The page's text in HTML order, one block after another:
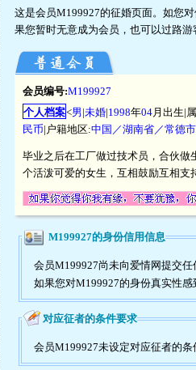
这是会员M199927的征婚页面。如您
果您暂时无意成为会员，也可以过路游
会员编号:M199927
个人档案<男|未婚|1998年04月出生|属
民币|户籍地区:中国／湖南省／常德
毕业之后在工厂做过技术员，合伙
个活泼可爱的女生，互相鼓励互相支
M199927的身份信用信息
会员M199927尚未向爱情网提交
如果您对M199927的身份真实性感
对应征者的条件要求
会员M199927未设定对应征者的条